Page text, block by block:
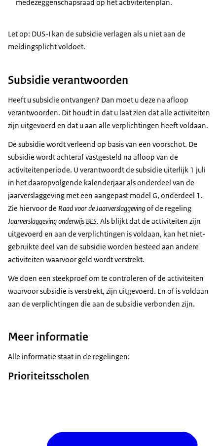
medezeggenschapsraad op het activiteitenplan.
Let op: DUS-I kan de subsidie verlagen als u niet aan de
meldingsplicht voldoet.
Subsidie verantwoorden
Heeft u subsidie ontvangen? Dan moet u deze na afloop
verantwoorden. Dit houdt in dat u laat zien dat alle activiteiten
zijn uitgevoerd en dat u aan alle verplichtingen heeft voldaan.
De subsidie wordt verleend op basis van een voorschot. De
subsidie wordt achteraf vastgesteld na afloop van de
activiteitenperiode. U verantwoordt de subsidie uiterlijk 1 juli
in het daaropvolgende kalenderjaar als onderdeel van de
jaarverslaggeving met een aangepast model G, onderdeel 1.
Zie hiervoor de Raad voor de Jaarverslaggevingof de regeling
Jaarverslaggeving onderwijs BES. Als blijkt dat de activiteiten zijn
uitgevoerd en aan de verplichtingen is voldaan, kan het niet-
gebruikte deel van de subsidie worden besteed aan andere
activiteiten waarvoor geld wordt verstrekt.
We doen een steekproef om te controleren of de activiteiten
waarvoor subsidie is verstrekt, zijn uitgevoerd. En of is voldaan
aan de verplichtingen die aan de subsidie verbonden zijn.
Meer informatie
Alle informatie staat in de regelingen:
Prioriteitsscholen